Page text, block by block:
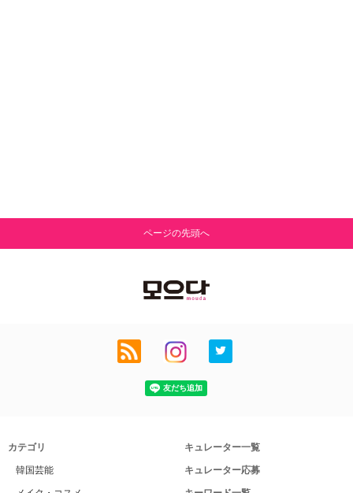
ページの先頭へ
カテゴリ
韓国芸能
キュレーター一覧
キュレーター応募